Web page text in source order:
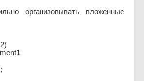
организовывать вложенные